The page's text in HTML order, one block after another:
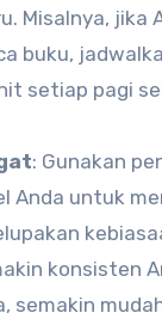
Misalnya, jika
buku,
setiap pagi
: Gunakan
Anda untuk
konsisten
semakin